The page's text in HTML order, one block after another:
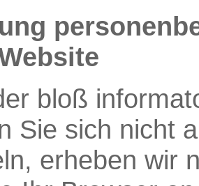
bloß
Sie sich nicht
erheben wir